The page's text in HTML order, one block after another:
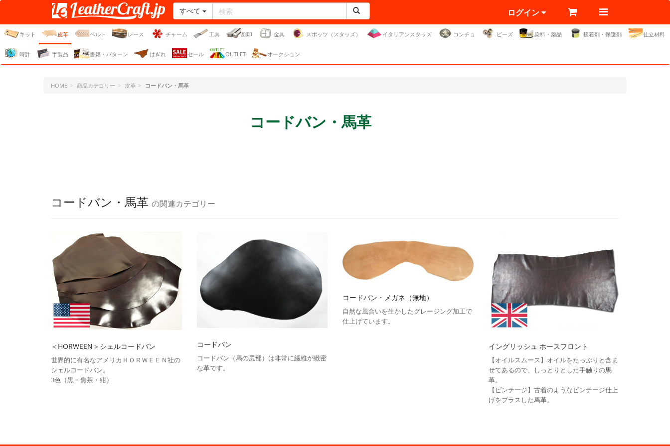
レザークラフト・ドット・
ジェーピー
すべて ログイン
キット 皮革 ベルト レース チャーム 工具 刻印 金具 スポッツ（スタッズ） イタリアンスタッズ コンチョ ビーズ 染料・薬品 接着剤・保護剤 仕立材料
時計 半製品 書籍・パターン はぎれ セール OUTLET オークション
HOME 商品カテゴリー 皮革 コードバン・馬革
コードバン・馬革
コードバン・馬革 の関連カテゴリー
＜HORWEEN＞シェルコードバン
世界的に有名なアメリカＨＯＲＷＥＥＮ社の
シェルコードバン。
3色（黒・焦茶・紺）
コードバン
コードバン（馬の尻部）は非常に繊維が緻密
な革です。
コードバン・メガネ（無地）
自然な風合いを生かしたグレージング加工で
仕上げています。
イングリッシュ ホースフロント
【オイルスムース】オイルをたっぷりと含ま
せてあるので、しっとりとした手触りの馬
革。
【ビンテージ】古着のようなビンテージ仕上
げをプラスした馬革。